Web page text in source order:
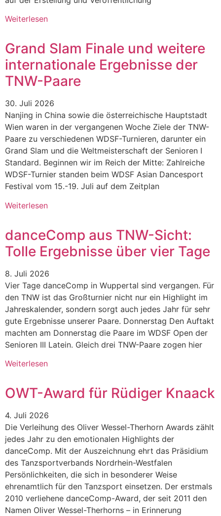
Weiterlesen
Grand Slam Finale und weitere
internationale Ergebnisse der
TNW-Paare
30. Juli 2026
Nanjing in China sowie die österreichische Hauptstadt
Wien waren in der vergangenen Woche Ziele der TNW-
Paare zu verschiedenen WDSF-Turnieren, darunter ein
Grand Slam und die Weltmeisterschaft der Senioren I
Standard. Beginnen wir im Reich der Mitte: Zahlreiche
WDSF-Turnier standen beim WDSF Asian Dancesport
Festival vom 15.-19. Juli auf dem Zeitplan
Weiterlesen
danceComp aus TNW-Sicht:
Tolle Ergebnisse über vier Tage
8. Juli 2026
Vier Tage danceComp in Wuppertal sind vergangen. Für
den TNW ist das Großturnier nicht nur ein Highlight im
Jahreskalender, sondern sorgt auch jedes Jahr für sehr
gute Ergebnisse unserer Paare. Donnerstag Den Auftakt
machten am Donnerstag die Paare im WDSF Open der
Senioren III Latein. Gleich drei TNW-Paare zogen hier
Weiterlesen
OWT-Award für Rüdiger Knaack
4. Juli 2026
Die Verleihung des Oliver Wessel-Therhorn Awards zählt
jedes Jahr zu den emotionalen Highlights der
danceComp. Mit der Auszeichnung ehrt das Präsidium
des Tanzsportverbands Nordrhein-Westfalen
Persönlichkeiten, die sich in besonderer Weise
ehrenamtlich für den Tanzsport einsetzen. Der erstmals
2010 verliehene danceComp-Award, der seit 2011 den
Namen Oliver Wessel-Therhorns – in Erinnerung